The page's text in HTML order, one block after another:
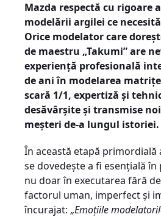
Mazda respectă cu rigoare
modelării argilei ce
Orice modelator care
de maestru „Takumi” are
experiență profesională
de ani în modelarea
scară 1/1, expertiză și
desăvârșite și transmise
meșteri de-a lungul istoriei.
În această etapă primordială
se dovedește a fi esențială
nu doar în executarea fără
factorul uman, imperfect și
încurajat: „Emoțiile